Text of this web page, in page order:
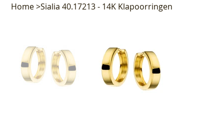
Home>Sialia 40.17213 - 14K Klapoorringen